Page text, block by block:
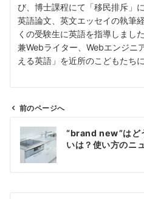
び、博士課程にて「移民排斥」
英語論文、英文エッセイの執筆
くの受験生に英語を指導しまし
兼Webライター、Webエンジニ
える英語」を近所のこどもたち
ビ
前のページへ
“brand new”はど
いは？使い方のニ